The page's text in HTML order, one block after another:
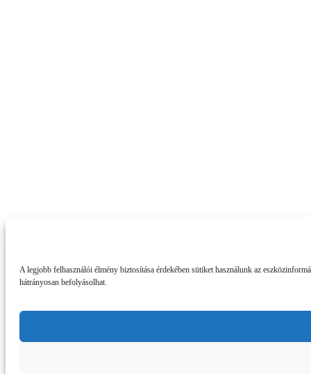
A legjobb felhasználói élmény biztosítása érdekében sütiket használunk az
hátrányosan befolyásolhat.